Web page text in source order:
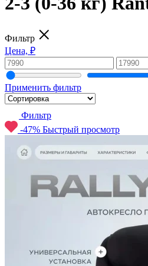
Фильтр
Цена, ₽
Применить фильтр
Фильтр
-47% Быстрый просмотр